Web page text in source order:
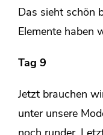
Das sieht schön
Elemente haben
Tag 9
Jetzt brauchen
unter unsere